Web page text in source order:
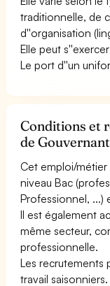
traditionnelle, de
d''organisation
Elle peut
Le port d''un
Conditions et
de
Cet emploi/métier
niveau Bac
Professionnel, ...)
Il est également
même secteur,
professionnelle.
Les recrutements
travail saisonniers.